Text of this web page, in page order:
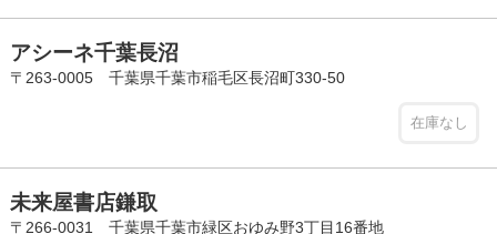
アシーネ千葉長沼
〒263-0005 千葉県千葉市稲毛区長沼町330-50
在庫なし
未来屋書店鎌取
〒266-0031 千葉県千葉市緑区おゆみ野3丁目16番地